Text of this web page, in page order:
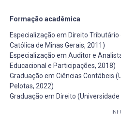
Formação acadêmica
Especialização em Direito
Católica de Minas Gerais, 2011)
Especialização em Auditor e
Educacional e Participações, 2018)
Graduação em Ciências Contábeis
Pelotas, 2022)
Graduação em Direito